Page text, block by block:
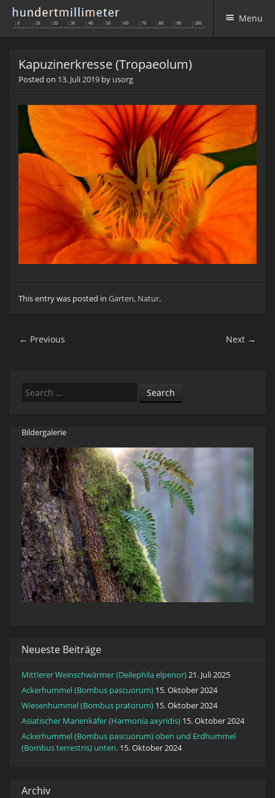
Menu
Kapuzinerkresse (Tropaeolum)
Posted on 13. Juli 2019 by usorg
This entry was posted in Garten, Natur.
Post navigation
← Previous Next →
Search
Bildergalerie
Neueste Beiträge
Mittlerer Weinschwärmer (Deilephila elpenor)21. Juli 2025
Ackerhummel (Bombus pascuorum) 15. Oktober 2024
Wiesenhummel (Bombus pratorum) 15. Oktober 2024
Asiatischer Marienkäfer (Harmonia axyridis) 15. Oktober 2024
Ackerhummel (Bombus pascuorum) oben und Erdhummel
(Bombus terrestris) unten. 15. Oktober 2024
Archiv